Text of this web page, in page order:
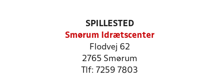
SPILLESTED
Smørum Idrætscenter
Flodvej 62
2765 Smørum
Tlf: 7259 7803